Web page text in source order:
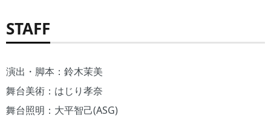
STAFF
演出・脚本：鈴木茉美
舞台美術：はじり孝奈
舞台照明：大平智己(ASG)